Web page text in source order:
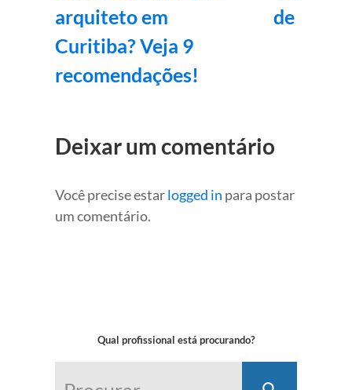
arquiteto em
Curitiba? Veja 9
recomendações!
de
Deixar um comentário
Você precise estarlogged in para postar
um comentário.
Qual profissional está procurando?